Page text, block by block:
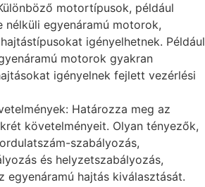
motortípusok, például
nélküli egyenáramú motorok,
igényelhetnek. Például
motorok gyakran
igényelnek fejlett vezérlési
Határozza meg az
követelményeit. Olyan tényezők,
szabályozás,
és helyzetszabályozás,
egyenáramú hajtás kiválasztását.